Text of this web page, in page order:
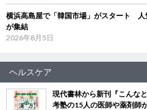
横浜高島屋で「韓国市場」がスタート 人
が集結
2026年8月5日
ヘルスケア
現代書林から新刊『こんな
考塾の15人の医師や薬剤師